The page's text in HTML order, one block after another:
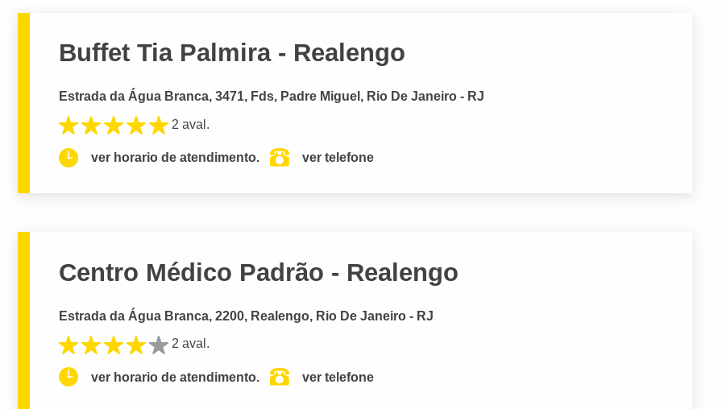
Buffet Tia Palmira - Realengo
Estrada da Água Branca, 3471, Fds, Padre Miguel, Rio De Janeiro - RJ
2 aval.
ver horario de atendimento. ver telefone
Centro Médico Padrão - Realengo
Estrada da Água Branca, 2200, Realengo, Rio De Janeiro - RJ
2 aval.
ver horario de atendimento. ver telefone